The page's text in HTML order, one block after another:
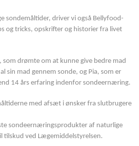
sondemåltider, driver vi også Bellyfood-
og tricks, opskrifter og historier fra livet
som drømte om at kunne give bedre mad
sin mad gennem sonde, og Pia, som er
14 års erfaring indenfor sondeernæring.
med afsæt i ønsker fra slutbrugere
sondeernæringsprodukter af naturlige
tilskud ved Lægemiddelstyrelsen.